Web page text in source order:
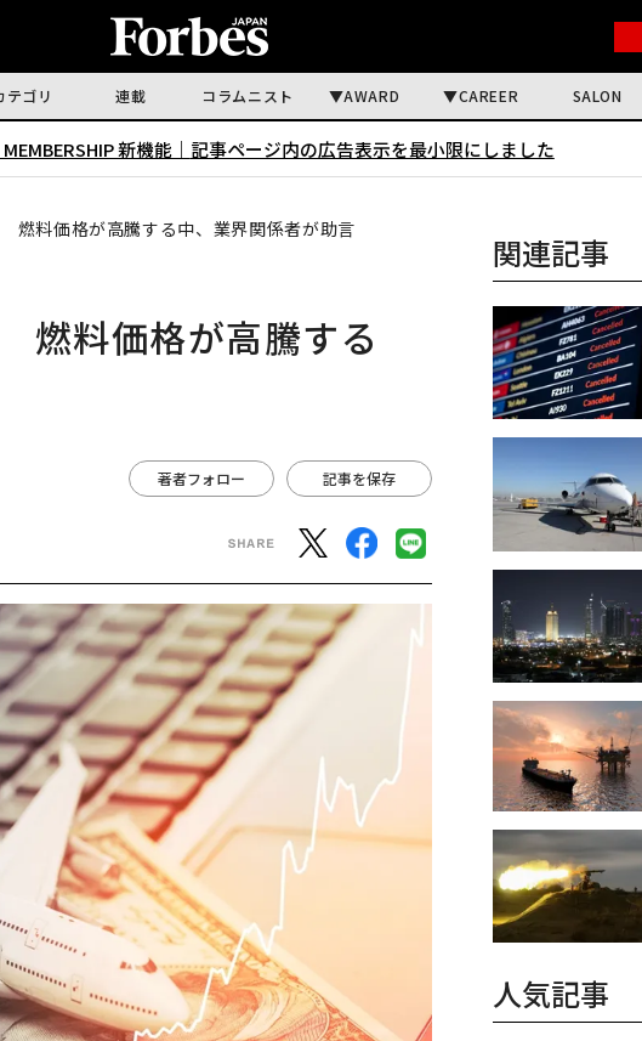
テゴリ 連載 コラムニスト AWARD CAREER SALON
新機能｜ 記事ページ内の広告表示を最小限にしました
燃料価格が高騰する中、業界関係者が助言
燃料価格が高騰する
著者フォロー 記事を保存
関連記事
人気記事